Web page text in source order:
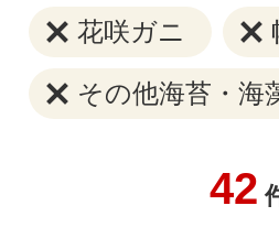
花咲ガニ
その他海苔・海
42